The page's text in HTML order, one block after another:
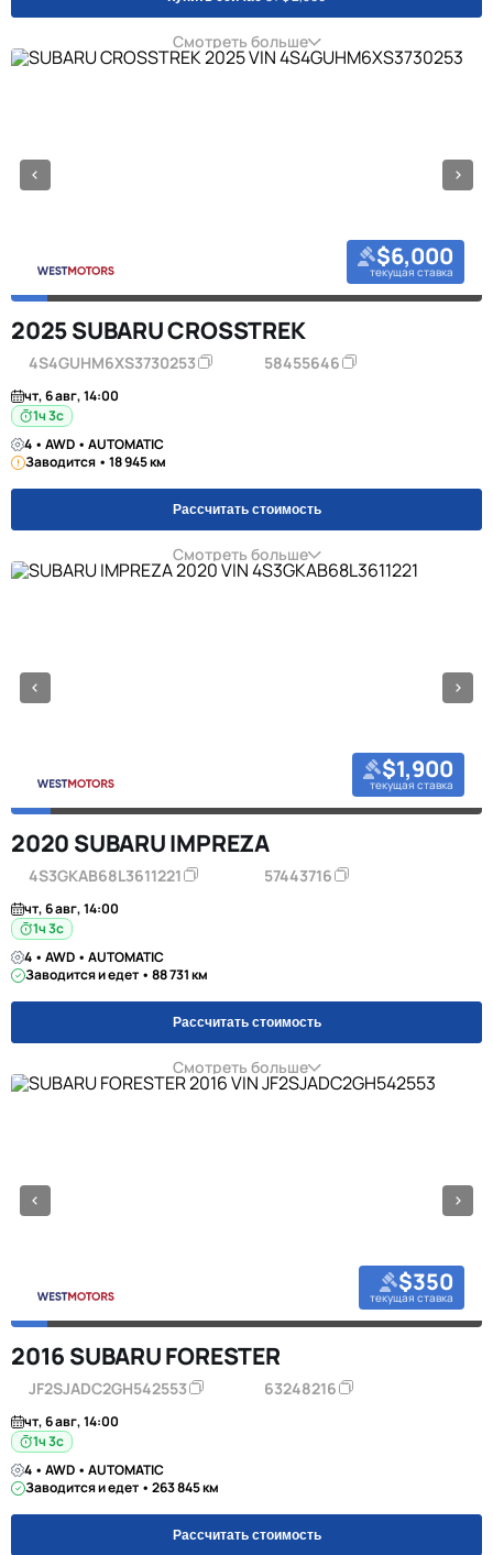
Смотреть больше
$6,000
текущая ставка
2025 SUBARU CROSSTREK
4S4GUHM6XS3730253 58455646
чт, 6 авг, 14:00
1ч 2с
4 • AWD • AUTOMATIC
Заводится • 18 945 км
Рассчитать стоимость
Смотреть больше
$1,900
текущая ставка
2020 SUBARU IMPREZA
4S3GKAB68L3611221 57443716
чт, 6 авг, 14:00
1ч 2с
4 • AWD • AUTOMATIC
Заводится и едет • 88 731 км
Рассчитать стоимость
Смотреть больше
$350
текущая ставка
2016 SUBARU FORESTER
JF2SJADC2GH542553 63248216
чт, 6 авг, 14:00
1ч 2с
4 • AWD • AUTOMATIC
Заводится и едет • 263 845 км
Рассчитать стоимость